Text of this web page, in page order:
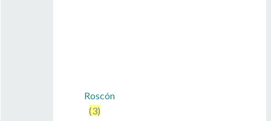
Roscón
(3)